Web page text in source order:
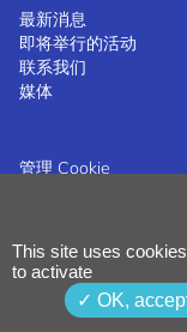
最新消息
即将举行的活动
联系我们
媒体
管理 Cookie
条款和条件
举报政策
This site uses
to activate
OK, accept